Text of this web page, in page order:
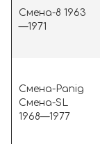
Смена-8 1963
—1971
Смена-Рапід
Смена-SL
1968—1977